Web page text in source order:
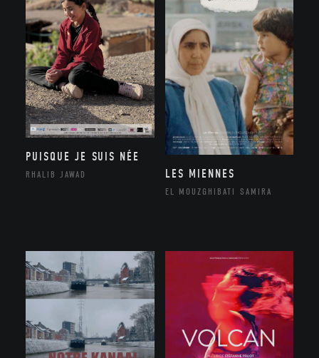
PUISQUE JE SUIS NÉE
RHALIB JAWAD LES MIENNES
EL MOUZGHIBATI SAMIRA